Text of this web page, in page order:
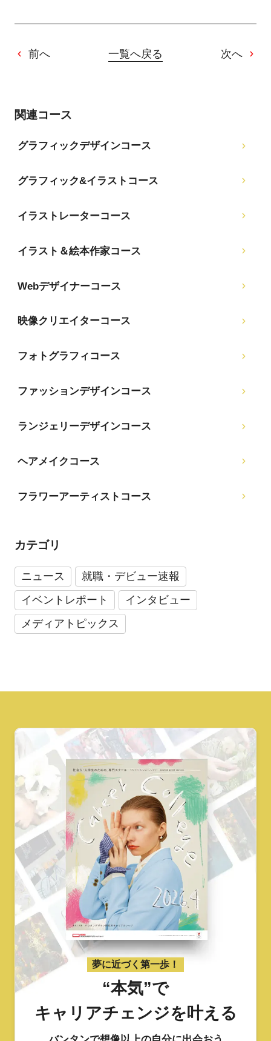
前へ 一覧へ戻る 次へ
関連コース
グラフィックデザインコース
グラフィック&イラストコース
イラストレーターコース
イラスト＆絵本作家コース
Webデザイナーコース
映像クリエイターコース
フォトグラフィコース
ファッションデザインコース
ランジェリーデザインコース
ヘアメイクコース
フラワーアーティストコース
カテゴリ
ニュース
就職・デビュー速報
イベントレポート
インタビュー
メディアトピックス
夢に近づく第一歩！
“本気”で
キャリアチェンジを叶える